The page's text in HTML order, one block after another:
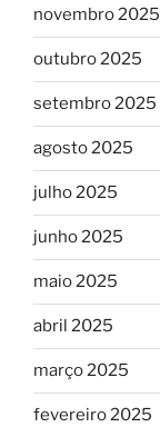
novembro 2025
outubro 2025
setembro 2025
agosto 2025
julho 2025
junho 2025
maio 2025
abril 2025
março 2025
fevereiro 2025